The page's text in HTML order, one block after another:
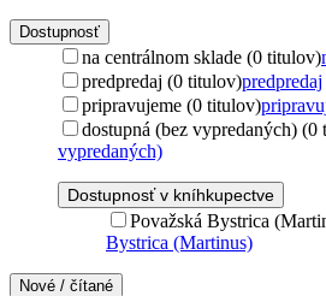
Dostupnosť
na centrálnom sklade (0 titulov)
predpredaj (0 titulov)predpredaj
pripravujeme (0 titulov)
dostupná (bez vypredaných) (0
vypredaných)
Dostupnosť v kníhkupectve
Považská Bystrica
Bystrica (Martinus)
Nové / čítané